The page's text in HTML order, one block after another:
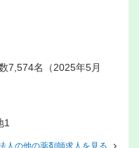
7,574名（2025年5月
1